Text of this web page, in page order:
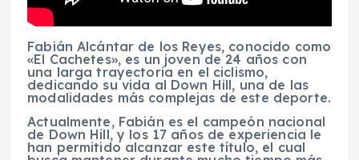
Fabián Alcántar de los Reyes, conocido como
«El Cachetes», es un joven de 24 años con
una larga trayectoria en el ciclismo,
dedicando su vida al Down Hill, una de las
modalidades más complejas de este deporte.
Actualmente, Fabián es el campeón nacional
de Down Hill, y los 17 años de experiencia le
han permitido alcanzar este título, el cual